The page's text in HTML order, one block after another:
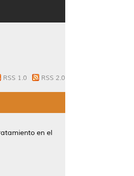
RSS 1.0 RSS 2.0
en el